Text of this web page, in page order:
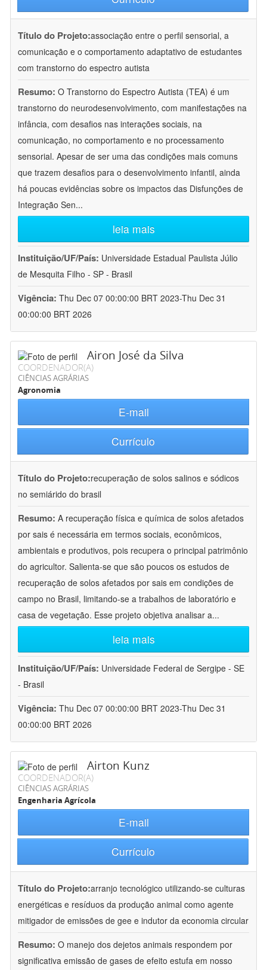
Título do Projeto:associação entre o perfil sensorial, a
comunicação e o comportamento adaptativo de estudantes
com transtorno do espectro autista
Resumo: O Transtorno do Espectro Autista (TEA) é um
transtorno do neurodesenvolvimento, com manifestações na
infância, com desafios nas interações sociais, na
comunicação, no comportamento e no processamento
sensorial. Apesar de ser uma das condições mais comuns
que trazem desafios para o desenvolvimento infantil, ainda
há poucas evidências sobre os impactos das Disfunções de
Integração Sen...
leia mais
Instituição/UF/País: Universidade Estadual Paulista Júlio
de Mesquita Filho - SP - Brasil
Vigência: Thu Dec 07 00:00:00 BRT 2023-Thu Dec 31
00:00:00 BRT 2026
Airon José da Silva
COORDENADOR(A)
CIÊNCIAS AGRÁRIAS
Agronomia
E-mail
Currículo
Título do Projeto:recuperação de solos salinos e sódicos
no semiárido do brasil
Resumo: A recuperação física e química de solos afetados
por sais é necessária em termos sociais, econômicos,
ambientais e produtivos, pois recupera o principal patrimônio
do agricultor. Salienta-se que são poucos os estudos de
recuperação de solos afetados por sais em condições de
campo no Brasil, limitando-se a trabalhos de laboratório e
casa de vegetação. Esse projeto objetiva analisar a...
leia mais
Instituição/UF/País: Universidade Federal de Sergipe - SE
- Brasil
Vigência: Thu Dec 07 00:00:00 BRT 2023-Thu Dec 31
00:00:00 BRT 2026
Airton Kunz
COORDENADOR(A)
CIÊNCIAS AGRÁRIAS
Engenharia Agrícola
E-mail
Currículo
Título do Projeto:arranjo tecnológico utilizando-se culturas
energéticas e resíduos da produção animal como agente
mitigador de emissões de gee e indutor da economia circular
Resumo: O manejo dos dejetos animais respondem por
significativa emissão de gases de efeito estufa em nosso